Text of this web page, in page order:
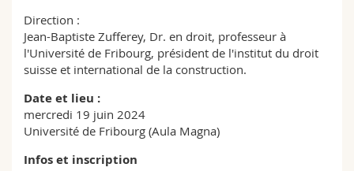
Direction :
Jean-Baptiste Zufferey, Dr. en droit, professeur à
l'Université de Fribourg, président de l'institut du droit
suisse et international de la construction.
Date et lieu :
mercredi 19 juin 2024
Université de Fribourg (Aula Magna)
Infos et inscription